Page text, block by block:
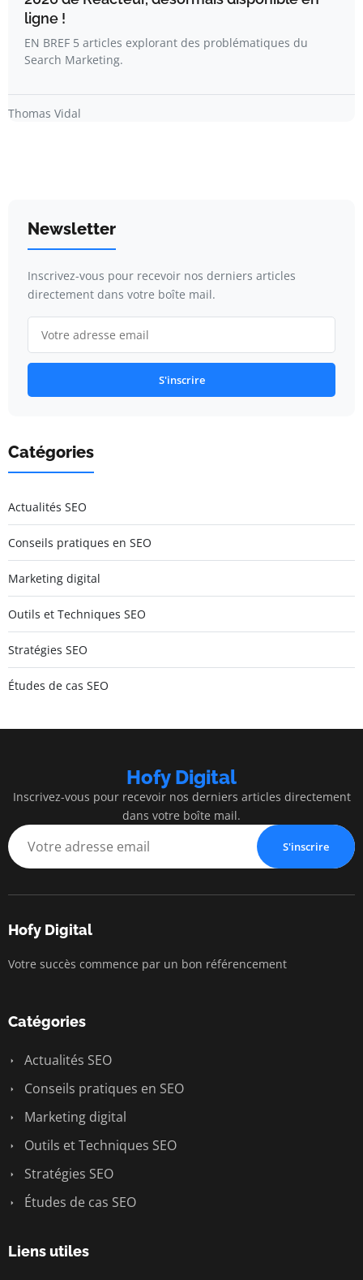
ligne !
EN BREF 5 articles explorant des problématiques du
Search Marketing.
Thomas Vidal
Newsletter
Inscrivez-vous pour recevoir nos derniers articles
directement dans votre boîte mail.
S'inscrire
Catégories
Actualités SEO
Conseils pratiques en SEO
Marketing digital
Outils et Techniques SEO
Stratégies SEO
Études de cas SEO
Hofy Digital
Inscrivez-vous pour recevoir nos derniers articles directement
dans votre boîte mail.
S'inscrire
Hofy Digital
Votre succès commence par un bon référencement
Catégories
Actualités SEO
Conseils pratiques en SEO
Marketing digital
Outils et Techniques SEO
Stratégies SEO
Études de cas SEO
Liens utiles